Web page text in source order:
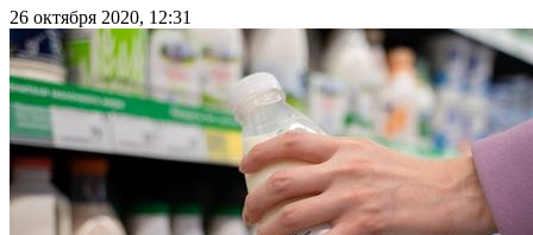
26 октября 2020, 12:31